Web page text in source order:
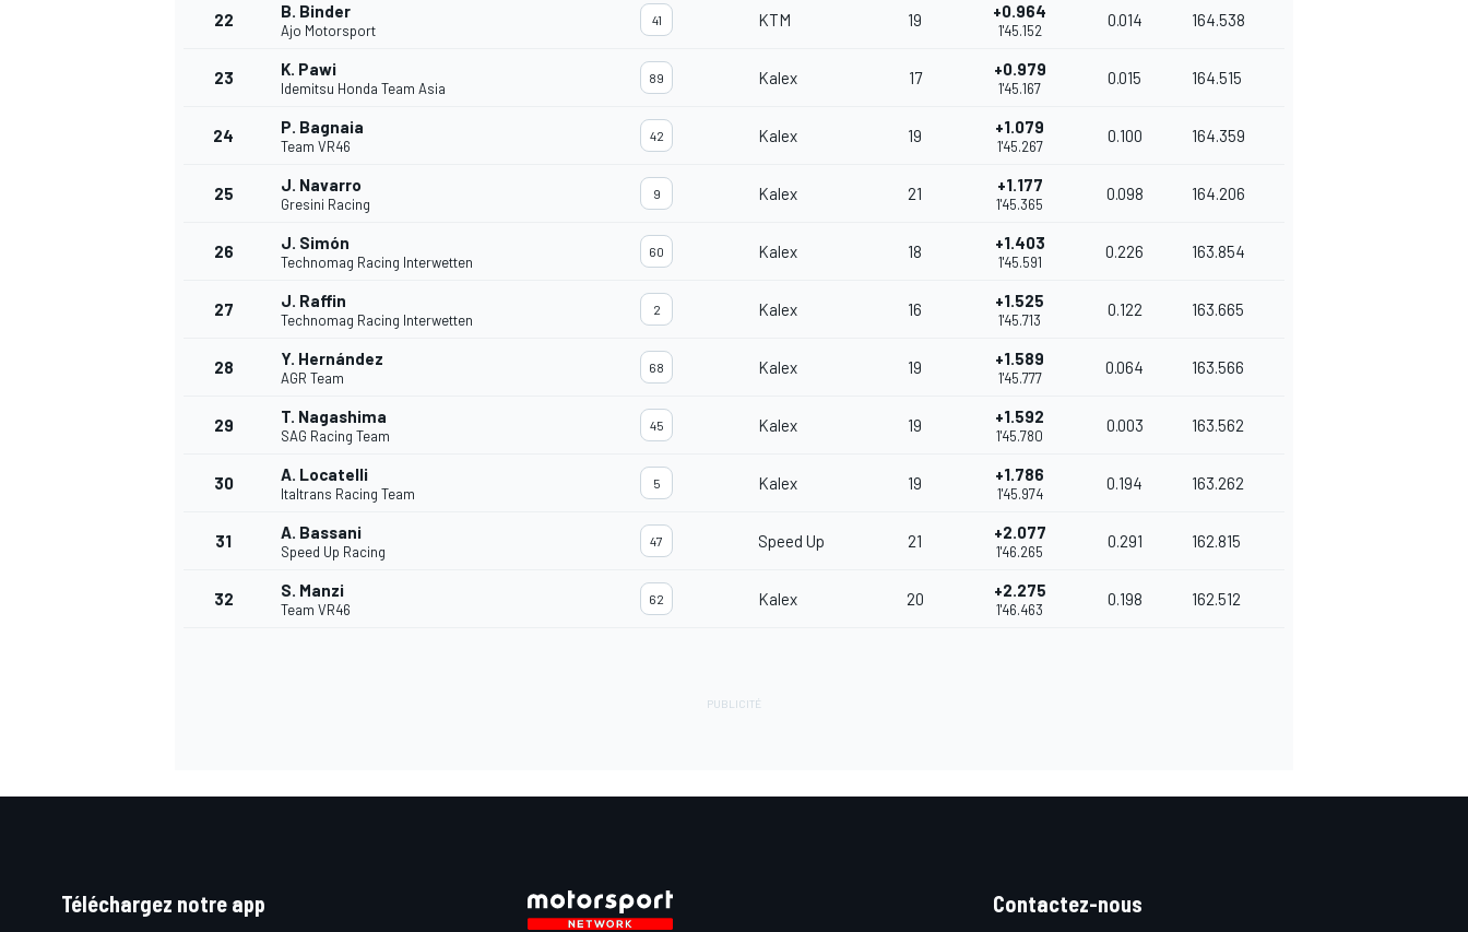
22 B. Binder
Ajo Motorsport
41 KTM 19 +0.964
1'45.152
0.014 164.538
23 K. Pawi
Idemitsu Honda Team Asia
89 Kalex 17 +0.979
1'45.167
0.015 164.515
24 P. Bagnaia
Team VR46
42 Kalex 19 +1.079
1'45.267
0.100 164.359
25 J. Navarro
Gresini Racing
9 Kalex 21 +1.177
1'45.365
0.098 164.206
26 J. Simón
Technomag Racing Interwetten
60 Kalex 18 +1.403
1'45.591
0.226 163.854
27 J. Raffin
Technomag Racing Interwetten
2 Kalex 16 +1.525
1'45.713
0.122 163.665
28 Y. Hernández
AGR Team
68 Kalex 19 +1.589
1'45.777
0.064 163.566
29 T. Nagashima
SAG Racing Team
45 Kalex 19 +1.592
1'45.780
0.003 163.562
30 A. Locatelli
Italtrans Racing Team
5 Kalex 19 +1.786
1'45.974
0.194 163.262
31 A. Bassani
Speed Up Racing
47 Speed Up 21 +2.077
1'46.265
0.291 162.815
32 S. Manzi
Team VR46
62 Kalex 20 +2.275
1'46.463
0.198 162.512
Téléchargez notre app Contactez-nous